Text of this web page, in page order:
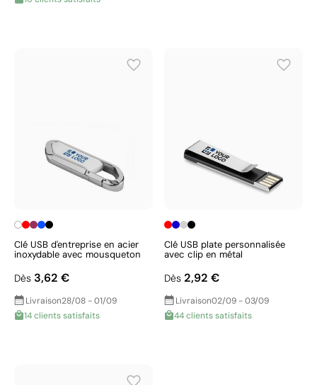
Clé USB d'entreprise en acier
inoxydable avec mousqueton
Dès 3,62 €
Livraison28/08 - 01/09
14 clients satisfaits
Clé USB plate personnalisée
avec clip en métal
Dès 2,92 €
Livraison02/09 - 03/09
44 clients satisfaits